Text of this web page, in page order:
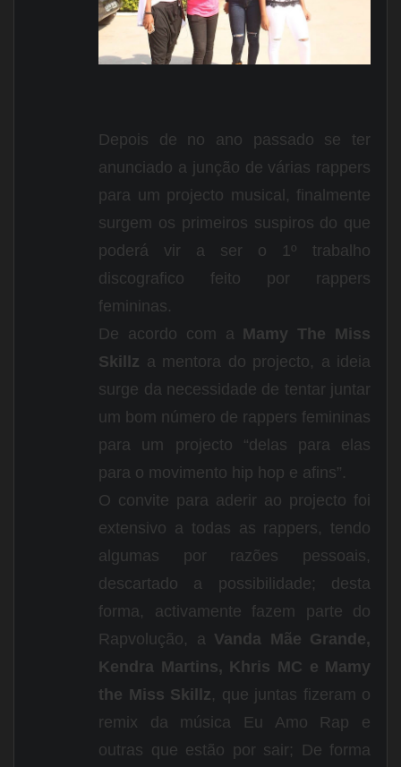
Depois de no ano passado se ter
anunciado a junção de várias rappers
para um projecto musical, finalmente
surgem os primeiros suspiros do que
poderá vir a ser o 1º trabalho
discografico feito por rappers
femininas.
De acordo com a Mamy The Miss
Skillz a mentora do projecto, a ideia
surge da necessidade de tentar juntar
um bom número de rappers femininas
para um projecto “delas para elas
para o movimento hip hop e afins”.
O convite para aderir ao projecto foi
extensivo a todas as rappers, tendo
algumas por razões pessoais,
descartado a possibilidade; desta
forma, activamente fazem parte do
Rapvolução, a Vanda Mãe Grande,
Kendra Martins, Khris MC e Mamy
the Miss Skillz, que juntas fizeram o
remix da música Eu Amo Rap e
outras que estão por sair; De forma